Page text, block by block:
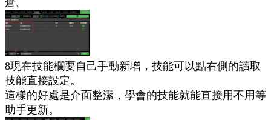
8現在技能欄要自己手動新增，技能可以點右側的讀取
技能直接設定。
這樣的好處是介面整潔，學會的技能就能直接用不用等
助手更新。